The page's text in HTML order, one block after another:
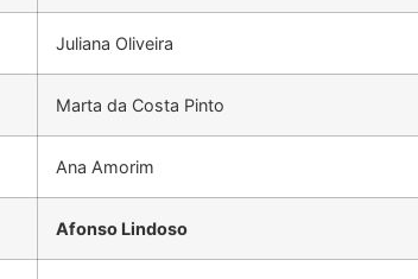
Juliana Oliveira
Marta da Costa Pinto
Ana Amorim
Afonso Lindoso